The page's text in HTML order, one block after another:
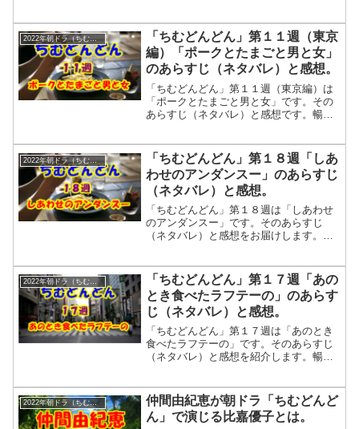
料理をどんどん覚え、頼もしいのです
が・・・。
2022年朝ドラ（ちむどんどん）
「ちむどんどん」第１１週（東京
編）「ポークとたまごと男と女」
のあらすじ（ネタバレ）と感想。
「ちむどんどん」第１１週（東京編）は
「ポークとたまごと男と女」です。その
あらすじ（ネタバレ）と感想です。暢子
す。一方沖縄やんばるの良子は教員に復
帰しますが、家庭は微妙な雰囲気のよう
です。
2022年朝ドラ（ちむどんどん）
「ちむどんどん」第１８週「しあ
わせのアンダンスー」のあらすじ
（ネタバレ）と感想。
「ちむどんどん」第１８週は「しあわせ
のアンダンスー」です。そのあらすじ
（ネタバレ）と感想をお届けします。三
ことはありませんでした。
2022年朝ドラ（ちむどんどん）
「ちむどんどん」第１７週「あの
とき食べたラフテーの」のあらす
じ（ネタバレ）と感想。
「ちむどんどん」第１７週は「あのとき
食べたラフテーの」です。そのあらすじ
（ネタバレ）と感想を紹介します。暢子
ています。そんな時、ファンターナに事
件が・・・それは
2022年朝ドラ（ちむどんどん）
仲間由紀恵が朝ドラ「ちむどんど
ん」で演じる比嘉優子とは。